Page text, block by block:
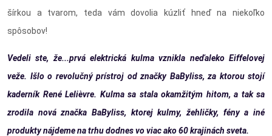
šírkou a tvarom, teda vám dovolia kúzliť hneď na niekoľko
spôsobov!
Vedeli ste, že...prvá elektrická kulma vznikla neďaleko Eiffelovej
veže. Išlo o revolučný prístroj od značky BaByliss, za ktorou stojí
kaderník René Lelièvre. Kulma sa stala okamžitým hitom, a tak sa
zrodila nová značka BaByliss, ktorej kulmy, žehličky, fény a iné
produkty nájdeme na trhu dodnes vo viac ako 60 krajinách sveta.